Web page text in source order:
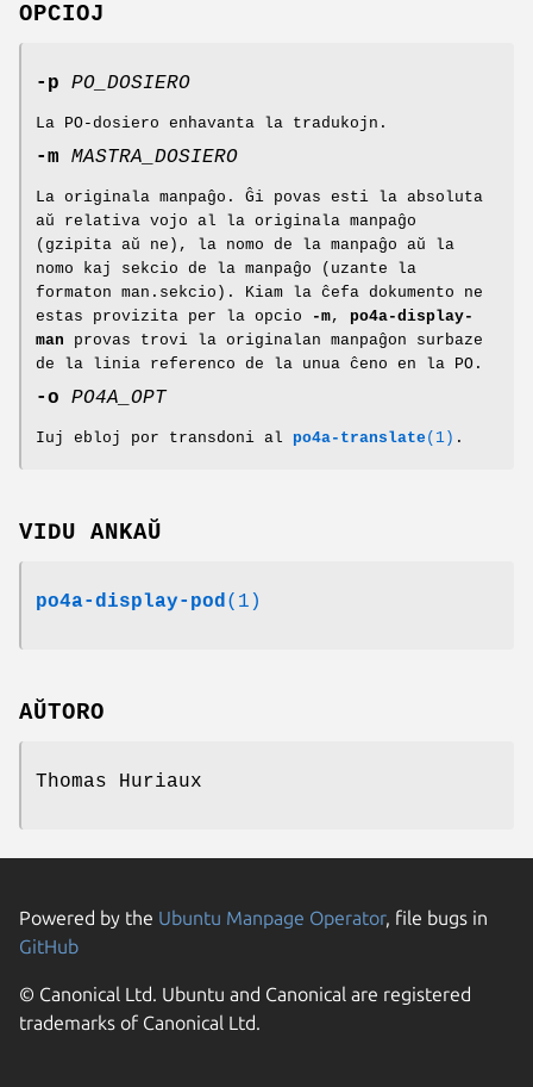
OPCIOJ
-p PO_DOSIERO
La PO-dosiero enhavanta la tradukojn.
-m MASTRA_DOSIERO
La originala manpaĝo. Ĝi povas esti la absoluta
aŭ relativa vojo al la originala manpaĝo
(gzipita aŭ ne), la nomo de la manpaĝo aŭ la
nomo kaj sekcio de la manpaĝo (uzante la
formaton man.sekcio). Kiam la ĉefa dokumento ne
estas provizita per la opcio
-m, po4a-display-
man provas trovi la originalan manpaĝon surbaze
de la linia referenco de la unua ĉeno en la PO.
-o PO4A_OPT
Iuj ebloj por transdoni al po4a-translate (1) .
VIDU ANKAŬ
po4a-display-pod(1)
AŬTORO
Thomas Huriaux
Powered by the Ubuntu Manpage Operator, file bugs in
GitHub
© Canonical Ltd. Ubuntu and Canonical are registered
trademarks of Canonical Ltd.